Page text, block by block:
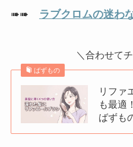
➠➠ ラブクロムの迷わ
＼合わせて
ばずもの
リファ
も最適
ばずも